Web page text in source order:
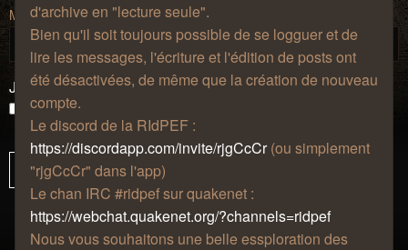
d'archive en "lecture seule".
Bien qu'il soit toujours possible de se logguer et de
lire les messages, l'écriture et l'édition de posts ont
été désactivées, de même que la création de nouveau
compte.
Le discord de la RIdPEF :
https://discordapp.com/invite/rjgCcCr(ou simplement
"rjgCcCr" dans l'app)
Le chan IRC #ridpef sur quakenet :
https://webchat.quakenet.org/?channels=ridpef
Nous vous souhaitons une belle essploration des
Mot de passe :
J’ai oublié mon mot de passe
Se souvenir de moi
Masquer ma présence lors de cette session